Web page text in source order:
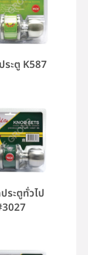
ะตู K587
ระตูทั่วไป